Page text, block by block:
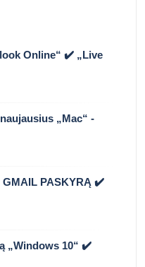
Online“ ✔️ „Live
„Mac“ -
GMAIL PASKYRĄ ✔️
„Windows 10“ ✔️